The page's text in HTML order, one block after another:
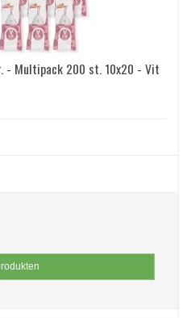
- Multipack 200 st. 10x20 - Vit